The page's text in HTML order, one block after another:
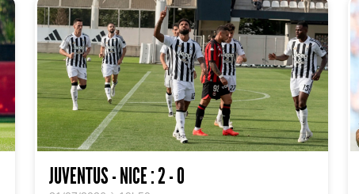
JUVENTUS - NICE : 2 - 0